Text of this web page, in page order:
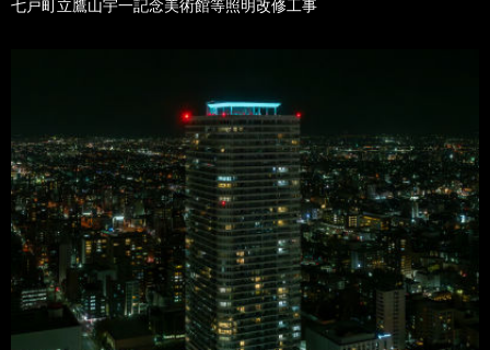
七戸町立鷹山宇一記念美術館等照明改修工事